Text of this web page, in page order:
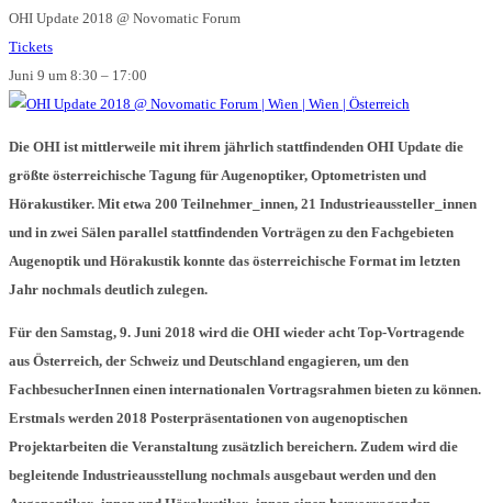
OHI Update 2018 @ Novomatic Forum
Tickets
Juni 9 um 8:30 – 17:00
Die OHI ist mittlerweile mit ihrem jährlich stattfindenden OHI Update die
größte österreichische Tagung für Augenoptiker, Optometristen und
Hörakustiker. Mit etwa 200 Teilnehmer_innen, 21 Industrieaussteller_innen
und in zwei Sälen parallel stattfindenden Vorträgen zu den Fachgebieten
Augenoptik und Hörakustik konnte das österreichische Format im letzten
Jahr nochmals deutlich zulegen.
Für den Samstag, 9. Juni 2018 wird die OHI wieder acht Top-Vortragende
aus Österreich, der Schweiz und Deutschland engagieren, um den
FachbesucherInnen einen internationalen Vortragsrahmen bieten zu können.
Erstmals werden 2018 Posterpräsentationen von augenoptischen
Projektarbeiten die Veranstaltung zusätzlich bereichern. Zudem wird die
begleitende Industrieausstellung nochmals ausgebaut werden und den